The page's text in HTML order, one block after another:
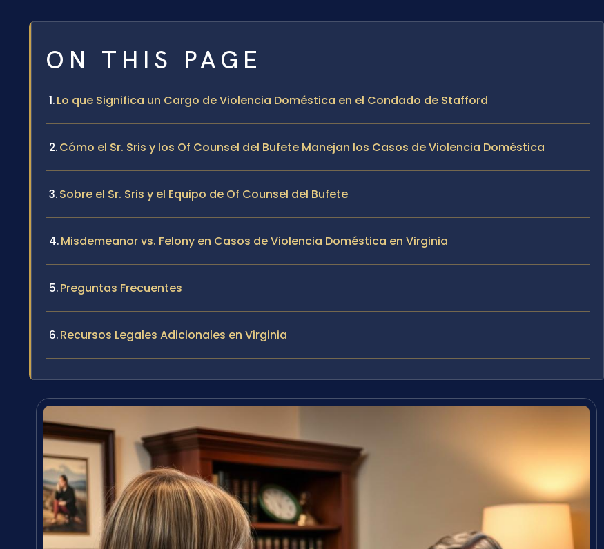
ON THIS PAGE
Lo que Significa un Cargo de Violencia Doméstica en el Condado de Stafford
Cómo el Sr. Sris y los Of Counsel del Bufete Manejan los Casos de Violencia Doméstica
Sobre el Sr. Sris y el Equipo de Of Counsel del Bufete
Misdemeanor vs. Felony en Casos de Violencia Doméstica en Virginia
Preguntas Frecuentes
Recursos Legales Adicionales en Virginia